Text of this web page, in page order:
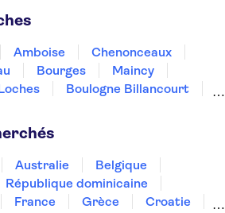
Amboise
Chenonceaux
Bourges
Maincy
Boulogne Billancourt
Australie
Belgique
République dominicaine
France Grèce
Croatie